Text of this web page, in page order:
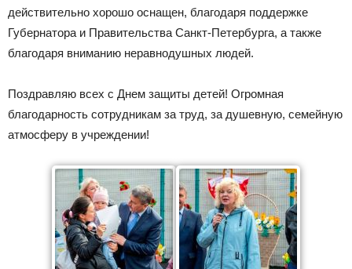
действительно хорошо оснащен, благодаря поддержке
Губернатора и Правительства Санкт-Петербурга, а также
благодаря вниманию неравнодушных людей.
Поздравляю всех с Днем защиты детей! Огромная
благодарность сотрудникам за труд, за душевную, семейную
атмосферу в учреждении!